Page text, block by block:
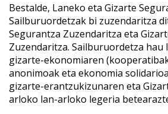
Bestalde, Laneko eta Gizarte
Sailburuordetzak bi zuzendaritza
Segurantza Zuzendaritza eta
Zuzendaritza. Sailburuordetza hau
gizarte-ekonomiaren
anonimoak eta ekonomia
gizarte-erantzukizunaren eta
arloko lan-arloko legeria